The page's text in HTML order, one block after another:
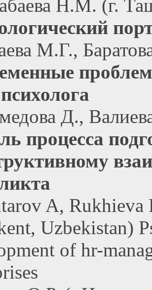
Н.М. (г.
М.Г.,
Д.,
процесса
A,
Uzbekistan)
of hr-